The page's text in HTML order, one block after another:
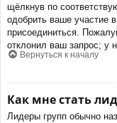
щёлкнув по
одобрить ваше участие
присоединиться.
отклонил ваш запрос; у
Вернуться к началу
Как мне стать
Лидеры групп обычно